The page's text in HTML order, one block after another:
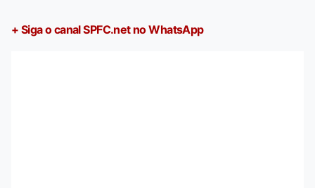
+ Siga o canal SPFC.net no WhatsApp